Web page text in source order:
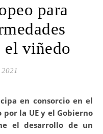
para
el viñedo
en consorcio en el
la UE y el Gobierno
el desarrollo de un